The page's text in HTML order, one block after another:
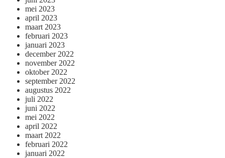
mei 2023
april 2023
maart 2023
februari 2023
januari 2023
december 2022
november 2022
oktober 2022
september 2022
augustus 2022
juli 2022
juni 2022
mei 2022
april 2022
maart 2022
februari 2022
januari 2022